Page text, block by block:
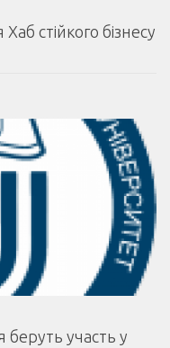
стійкого бізнесу
участь у